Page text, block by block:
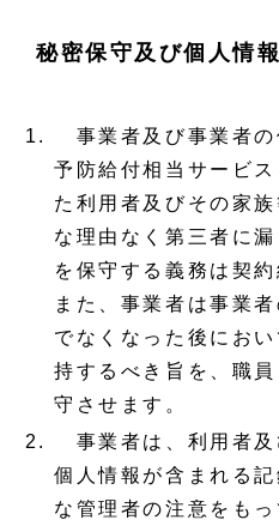
秘密保守及び個人情
事業者及び事業者の
予防給付相当サービ
た利用者及びその家
な理由なく第三者に
を保守する義務は契
また、事業者は事業
でなくなった後にお
持するべき旨を、職
守させます。
事業者は、利用者及
個人情報が含まれる
な管理者の注意をも